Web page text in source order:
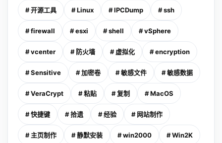
# 开源工具 # Linux # IPCDump # ssh
# firewall # esxi # shell # vSphere
# vcenter # 防火墙 # 虚拟化 # encryption
# Sensitive # 加密卷 # 敏感文件 # 敏感数据
# VeraCrypt # 粘贴 # 复制 # MacOS
# 快捷键 # 拾遗 # 经验 # 网站制作
# 主页制作 # 静默安装 # win2000 # Win2K